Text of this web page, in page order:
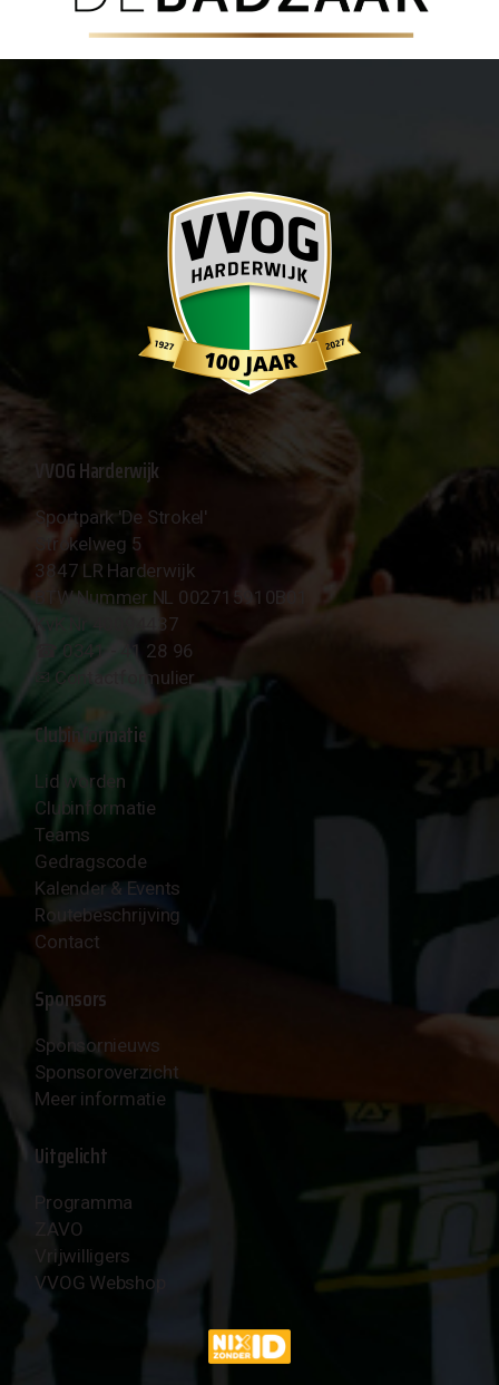
VVOG Harderwijk
Sportpark 'De Strokel'
Strokelweg 5
3847 LR Harderwijk
BTW Nummer NL 002715910B01
KvK Nr 40094437
☎︎ 0341 - 41 28 96
✉︎ Contactformulier
Clubinformatie
Lid worden
Clubinformatie
Teams
Gedragscode
Kalender & Events
Routebeschrijving
Contact
Sponsors
Sponsornieuws
Sponsoroverzicht
Meer informatie
Uitgelicht
Programma
ZAVO
Vrijwilligers
VVOG Webshop